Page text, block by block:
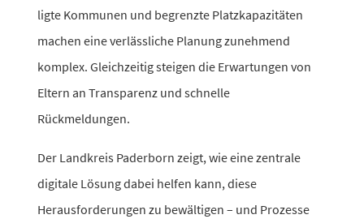
ligte Kommunen und begrenzte Platzkapazitäten
machen eine verläss­liche Planung zuneh­mend
komplex. Gleichzeitig steigen die Erwartungen von
Eltern an Transparenz und schnelle
Rückmeldungen.
Der Landkreis Paderborn zeigt, wie eine zentrale
digi­tale Lösung dabei helfen kann, diese
Herausforderungen zu bewäl­tigen – und Prozesse